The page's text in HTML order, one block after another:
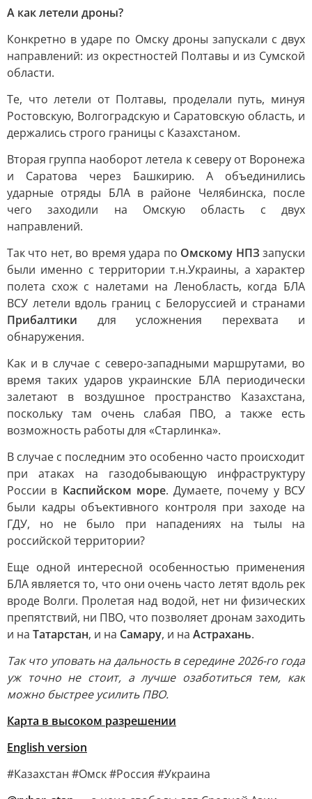
А как летели дроны?
Конкретно в ударе по Омску дроны запускали с двух
направлений: из окрестностей Полтавы и из Сумской
области.
Те, что летели от Полтавы, проделали путь, минуя
Ростовскую, Волгоградскую и Саратовскую область, и
держались строго границы с Казахстаном.
Вторая группа наоборот летела к северу от Воронежа
и Саратова через Башкирию. А объединились
ударные отряды БЛА в районе Челябинска, после
чего заходили на Омскую область с двух
направлений.
Так что нет, во время удара по Омскому НПЗ запуски
были именно с территории т.н.Украины, а характер
полета схож с налетами на Ленобласть, когда БЛА
ВСУ летели вдоль границ с Белоруссией и странами
Прибалтики для усложнения перехвата и
обнаружения.
Как и в случае с северо-западными маршрутами, во
время таких ударов украинские БЛА периодически
залетают в воздушное пространство Казахстана,
поскольку там очень слабая ПВО, а также есть
возможность работы для «Старлинка».
В случае с последним это особенно часто происходит
при атаках на газодобывающую инфраструктуру
России в Каспийском море. Думаете, почему у ВСУ
были кадры объективного контроля при заходе на
ГДУ, но не было при нападениях на тылы на
российской территории?
Еще одной интересной особенностью применения
БЛА является то, что они очень часто летят вдоль рек
вроде Волги. Пролетая над водой, нет ни физических
препятствий, ни ПВО, что позволяет дронам заходить
и на Татарстан, и на Самару, и на Астрахань.
Так что уповать на дальность в середине 2026-го года
уж точно не стоит, а лучше озаботиться тем, как
можно быстрее усилить ПВО.
Карта в высоком разрешении
English version
#Казахстан #Омск #Россия #Украина